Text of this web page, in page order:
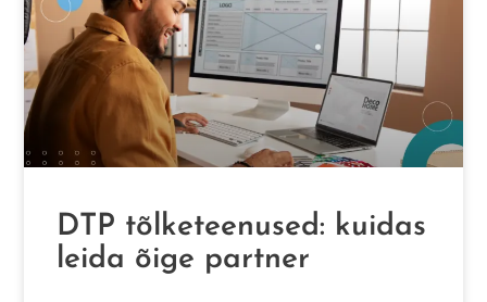
DTP tõlketeenused: kuidas
leida õige partner